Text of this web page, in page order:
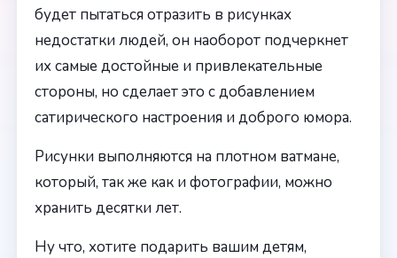
будет пытаться отразить в рисунках
недостатки людей, он наоборот подчеркнет
их самые достойные и привлекательные
стороны, но сделает это с добавлением
сатирического настроения и доброго юмора.
Рисунки выполняются на плотном ватмане,
который, так же как и фотографии, можно
хранить десятки лет.
Ну что, хотите подарить вашим детям,